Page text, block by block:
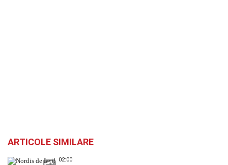
ARTICOLE SIMILARE
02:00